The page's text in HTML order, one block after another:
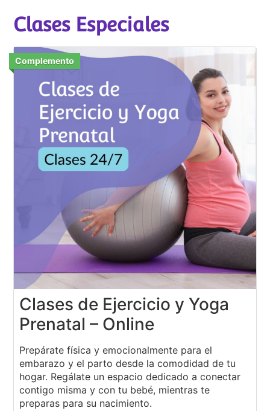
Clases Especiales
Complemento
Clases de Ejercicio y Yoga
Prenatal – Online
Prepárate física y emocionalmente para el
embarazo y el parto desde la comodidad de tu
hogar. Regálate un espacio dedicado a conectar
contigo misma y con tu bebé, mientras te
preparas para su nacimiento.